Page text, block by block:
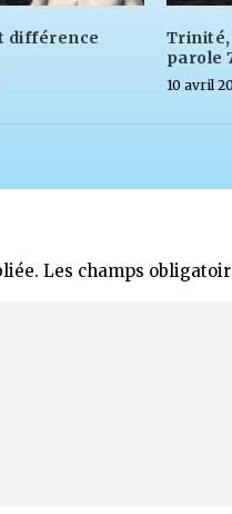
différence
Trinité,
parole
10 avril
Les champs